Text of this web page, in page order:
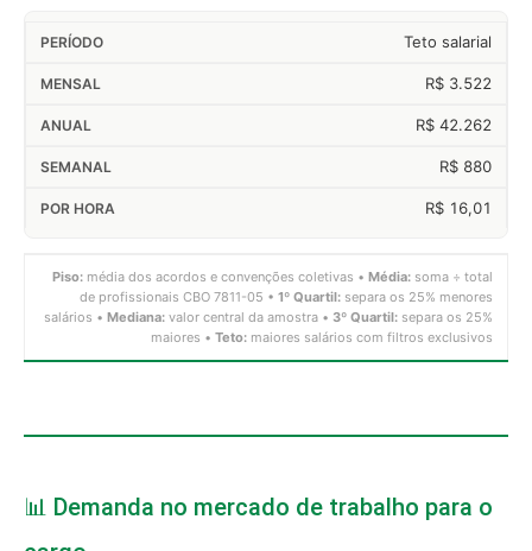
Teto salarial
R$ 3.522
R$ 42.262
R$ 880
R$ 16,01
Piso: média dos acordos e convenções coletivas • Média: soma ÷ total
de profissionais CBO 7811-05 • 1º Quartil: separa os 25% menores
salários • Mediana: valor central da amostra • 3º Quartil: separa os 25%
maiores • Teto: maiores salários com filtros exclusivos
📊 Demanda no mercado de trabalho para o